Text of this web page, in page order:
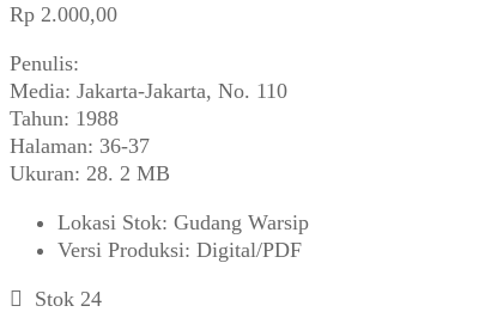
Rp 2.000,00
Penulis:
Media: Jakarta-Jakarta, No. 110
Tahun: 1988
Halaman: 36-37
Ukuran: 28. 2 MB
Lokasi Stok: Gudang Warsip
Versi Produksi: Digital/PDF
Stok 24